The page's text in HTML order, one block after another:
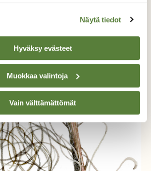
Näytä tiedot
Hyväksy evästeet
Muokkaa valintoja
Vain välttämättömät
LINNUT
Seuraa koskeloiden kalastusta